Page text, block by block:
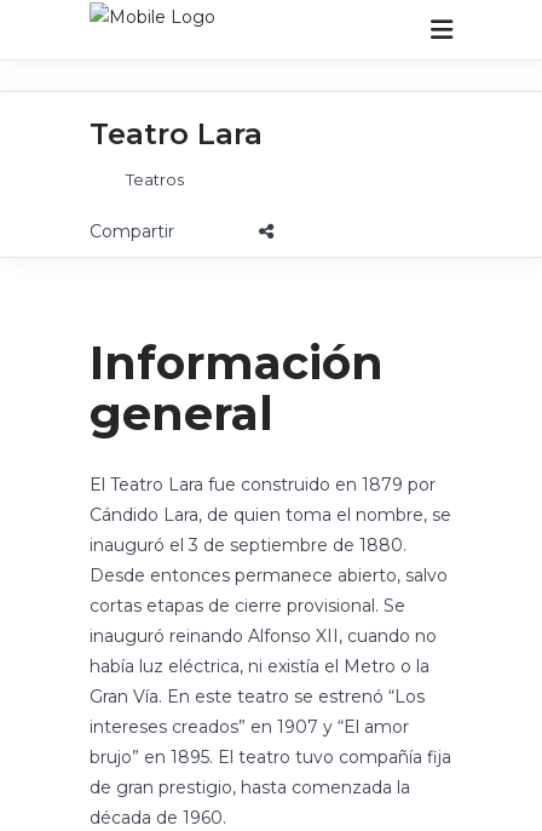
Teatro Lara
Teatros
Información
general
El Teatro Lara fue construido en 1879 por
Cándido Lara, de quien toma el nombre, se
inauguró el 3 de septiembre de 1880.
Desde entonces permanece abierto, salvo
cortas etapas de cierre provisional. Se
inauguró reinando Alfonso XII, cuando no
había luz eléctrica, ni existía el Metro o la
Gran Vía. En este teatro se estrenó “Los
intereses creados” en 1907 y “El amor
brujo” en 1895. El teatro tuvo compañía fija
de gran prestigio, hasta comenzada la
década de 1960.